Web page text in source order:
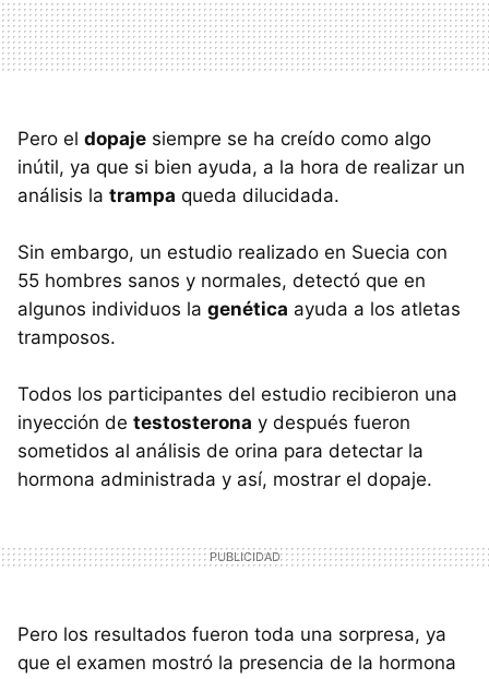
Pero el dopaje siempre se ha creído como algo
inútil, ya que si bien ayuda, a la hora de realizar un
análisis la trampa queda dilucidada.
Sin embargo, un estudio realizado en Suecia con
55 hombres sanos y normales, detectó que en
algunos individuos la genética ayuda a los atletas
tramposos.
Todos los participantes del estudio recibieron una
inyección de testosterona y después fueron
sometidos al análisis de orina para detectar la
hormona administrada y así, mostrar el dopaje.
Pero los resultados fueron toda una sorpresa, ya
que el examen mostró la presencia de la hormona